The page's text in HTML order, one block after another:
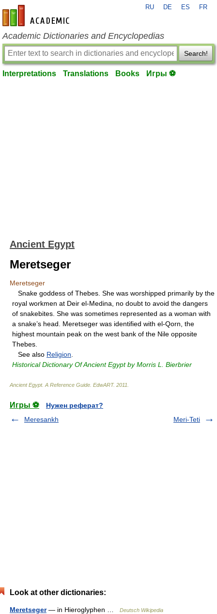
en-academic.com
RU DE ES FR
Academic Dictionaries and Encyclopedias
Search!
Interpretations Translations Books Игры ⚽
Ancient Egypt
Meretseger
Meretseger
Snake goddess of Thebes. She was worshipped primarily by the
royal workmen at Deir el-Medina, no doubt to avoid the dangers
of snakebites. She was sometimes represented as a woman with
a snake’s head. Meretseger was identified with el-Qorn, the
highest mountain peak on the west bank of the Nile opposite
Thebes.
See also Religion
Historical Dictionary Of Ancient Egypt by Morris L. Bierbrier
Ancient Egypt. A Reference Guide EdwART. 2011
Игры ⚽
Нужен реферат?
Meresankh
Meri-Teti
Look at other dictionaries:
Meretseger— in Hieroglyphen … Deutsch Wikipedia